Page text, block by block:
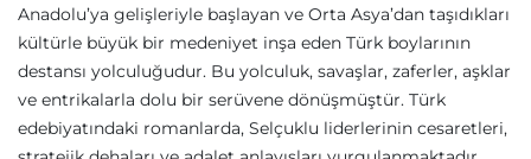
Anadolu’ya gelişleriyle başlayan ve Orta Asya’dan taşıdıkları
kültürle büyük bir medeniyet inşa eden Türk boylarının
destansı yolculuğudur. Bu yolculuk, savaşlar, zaferler, aşklar
ve entrikalarla dolu bir serüvene dönüşmüştür. Türk
edebiyatındaki romanlarda, Selçuklu liderlerinin cesaretleri,